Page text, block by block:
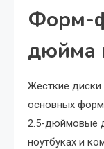
Форм-
дюйма
Жесткие диски
основных
2.5-дюймовые
ноутбуках и